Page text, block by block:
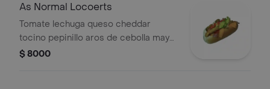
As Normal Locoerts
Tomate lechuga queso cheddar
tocino pepinillo aros de cebolla mayo
casera
$ 8000